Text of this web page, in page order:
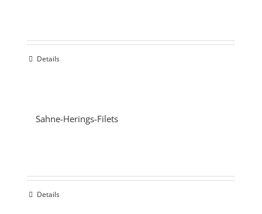
Details
Sahne-Herings-Filets
Details